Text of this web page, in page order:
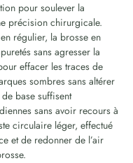
pour soulever la
précision chirurgicale.
régulier, la brosse en
sans agresser la
effacer les traces de
sombres sans altérer
base suffisent
sans avoir recours à
circulaire léger, effectué
et de redonner de l’air